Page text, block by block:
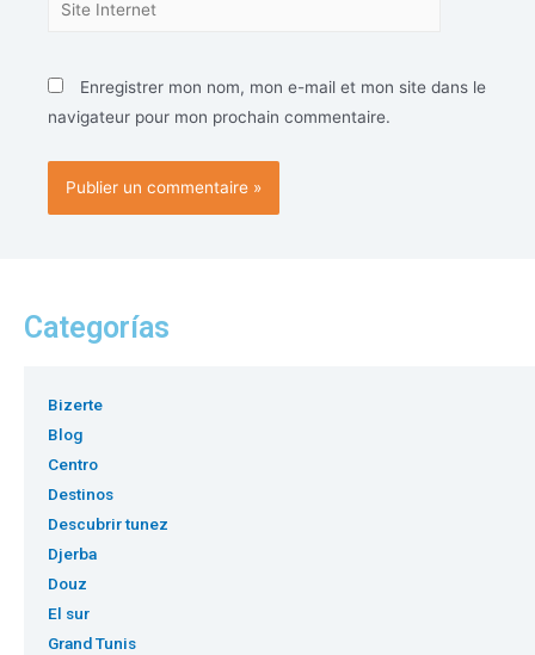
Enregistrer mon nom, mon e-mail et mon site dans le
navigateur pour mon prochain commentaire.
Categorías
Bizerte
Blog
Centro
Destinos
Descubrir tunez
Djerba
Douz
El sur
Grand Tunis